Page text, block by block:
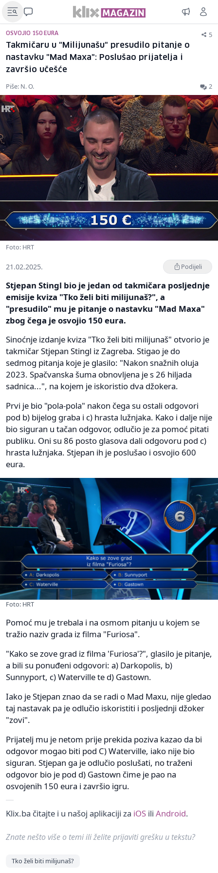
OSVOJIO 150 EURA 5
Takmičaru u "Milijunašu" presudilo pitanje o
nastavku "Mad Maxa": Poslušao prijatelja i
završio učešće
Piše: N. O. 2
Foto: HRT
21.02.2025. Podijeli
Stjepan Stingl bio je jedan od takmičara posljednje
emisije kviza "Tko želi biti milijunaš?", a
"presudilo" mu je pitanje o nastavku "Mad Maxa"
zbog čega je osvojio 150 eura.
Sinoćnje izdanje kviza "Tko želi biti milijunaš" otvorio je
takmičar Stjepan Stingl iz Zagreba. Stigao je do
sedmog pitanja koje je glasilo: "Nakon snažnih oluja
2023. Spačvanska šuma obnovljena je s 26 hiljada
sadnica...", na kojem je iskoristio dva džokera.
Prvi je bio "pola-pola" nakon čega su ostali odgovori
pod b) bijelog graba i c) hrasta lužnjaka. Kako i dalje nije
bio siguran u tačan odgovor, odlučio je za pomoć pitati
publiku. Oni su 86 posto glasova dali odgovoru pod c)
hrasta lužnjaka. Stjepan ih je poslušao i osvojio 600
eura.
Foto: HRT
Pomoć mu je trebala i na osmom pitanju u kojem se
tražio naziv grada iz filma "Furiosa".
"Kako se zove grad iz filma 'Furiosa'?", glasilo je pitanje,
a bili su ponuđeni odgovori: a) Darkopolis, b)
Sunnyport, c) Waterville te d) Gastown.
Iako je Stjepan znao da se radi o Mad Maxu, nije gledao
taj nastavak pa je odlučio iskoristiti i posljednji džoker
"zovi".
Prijatelj mu je netom prije prekida poziva kazao da bi
odgovor mogao biti pod C) Waterville, iako nije bio
siguran. Stjepan ga je odlučio poslušati, no traženi
odgovor bio je pod d) Gastown čime je pao na
osvojenih 150 eura i završio igru.
Klix.ba čitajte i u našoj aplikaciji za iOS ili Android.
Znate nešto više o temi ili želite prijaviti grešku u tekstu?
Tko želi biti milijunaš?